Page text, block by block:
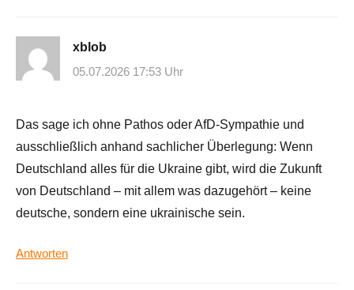
xblob
05.07.2026 17:53 Uhr
Das sage ich ohne Pathos oder AfD-Sympathie und
ausschließlich anhand sachlicher Überlegung: Wenn
Deutschland alles für die Ukraine gibt, wird die Zukunft
von Deutschland – mit allem was dazugehört – keine
deutsche, sondern eine ukrainische sein.
Antworten